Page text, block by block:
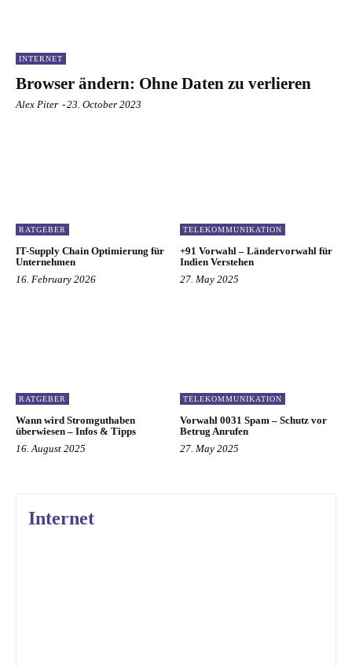
INTERNET
Browser ändern: Ohne Daten zu verlieren
Alex Piter -23. October 2023
RATGEBER
IT-Supply Chain Optimierung für
Unternehmen
16. February 2026
TELEKOMMUNIKATION
+91 Vorwahl – Ländervorwahl für
Indien Verstehen
27. May 2025
RATGEBER
Wann wird Stromguthaben
überwiesen – Infos & Tipps
16. August 2025
TELEKOMMUNIKATION
Vorwahl 0031 Spam – Schutz vor
Betrug Anrufen
27. May 2025
Internet